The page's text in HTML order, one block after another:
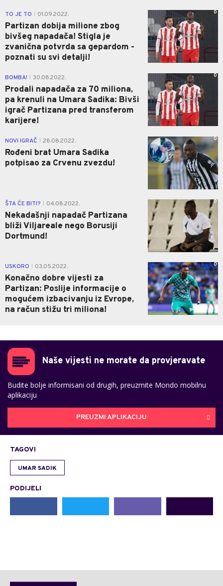
TO JE TO 01.09.2022.
Partizan dobija milione zbog
bivšeg napadača! Stigla je
zvanična potvrda sa gepardom -
poznati su svi detalji!
0
BOMBA! 30.08.2022.
Prodali napadača za 70 miliona,
pa krenuli na Umara Sadika: Bivši
igrač Partizana pred transferom
karijere!
0
NOVI IGRAČ 28.08.2022.
Rođeni brat Umara Sadika
potpisao za Crvenu zvezdu!
0
ŠTA ĆE BITI? 04.08.2022.
Nekadašnji napadač Partizana
bliži Viljareale nego Borusiji
Dortmund!
0
USKORO 03.05.2022.
Konačno dobre vijesti za
Partizan: Poslije informacije o
mogućem izbacivanju iz Evrope,
na račun stižu tri miliona!
0
Naše vijesti ne morate da provjeravate
Budite bolje informisani od drugih, preuzmite Mondo mobilnu
aplikaciju
PREUZMI APLIKACIJU
TAGOVI
UMAR SADIK
PODIJELI